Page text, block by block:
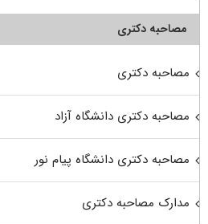
مصاحبه دکتری
مصاحبه دکتری
مصاحبه دکتری دانشگاه آزاد
مصاحبه دکتری دانشگاه پیام نور
مدارک مصاحبه دکتری